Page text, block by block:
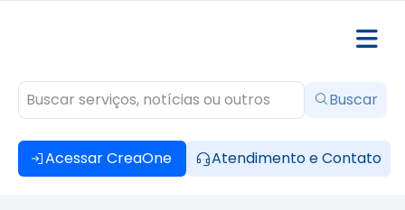
Acessar CreaOne Atendimento e Contato
Buscar